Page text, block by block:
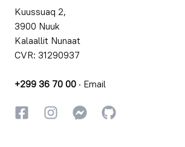
Kuussuaq 2,
3900 Nuuk
Kalaallit Nunaat
CVR: 31290937
+299 36 70 00 · Email
FacebookkiInstagrammiInstagrammi
GitHub